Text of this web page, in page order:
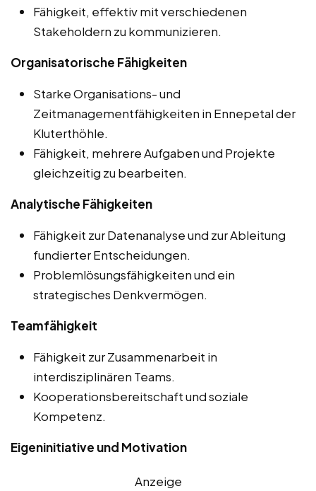
Fähigkeit, effektiv mit verschiedenen
Stakeholdern zu kommunizieren.
Organisatorische Fähigkeiten
Starke Organisations- und
Zeitmanagementfähigkeiten in Ennepetal der
Kluterthöhle.
Fähigkeit, mehrere Aufgaben und Projekte
gleichzeitig zu bearbeiten.
Analytische Fähigkeiten
Fähigkeit zur Datenanalyse und zur Ableitung
fundierter Entscheidungen.
Problemlösungsfähigkeiten und ein
strategisches Denkvermögen.
Teamfähigkeit
Fähigkeit zur Zusammenarbeit in
interdisziplinären Teams.
Kooperationsbereitschaft und soziale
Kompetenz.
Eigeninitiative und Motivation
Anzeige